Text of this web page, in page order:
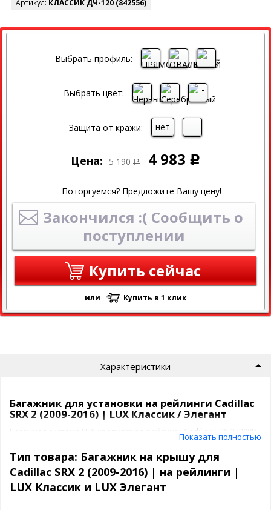
Артикул: КЛАССИК ДЧ-120 (842556)
СКИДКА
Выбрать профиль:
Выбрать цвет:
Защита от кражи: нет -
Цена: 5 190 Р 4 983 Р
Поторгуемся? Предложите Вашу цену!
Закончился :( Сообщить о
поступлении
Купить сейчас
или Купить в 1 клик
Характеристики
Багажник для установки на рейлинги Cadillac
SRX 2 (2009-2016) | LUX Классик / Элегант
Багажная система LUX крепится за рейлинги Cadillac SRX 2 (2009-
Крепежные элементы жестко фиксируют багажник в
необходимом положении. Для предотвращения повреждения
лакокрасочного слоя крыши, крепежные элементы покрыты
специальным полиуретановым составом.
Показать полностью
Тип товара: Багажник на крышу для
Cadillac SRX 2 (2009-2016) | на рейлинги |
LUX Классик и LUX Элегант